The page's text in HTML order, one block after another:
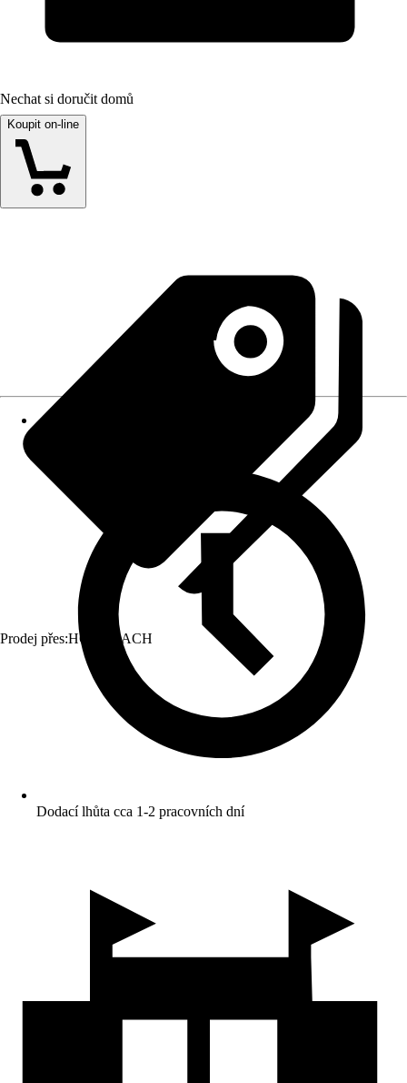
Nechat si doručit domů
Koupit on-line
Prodej přes:HORNBACH
Dodací lhůta cca 1-2 pracovních dní